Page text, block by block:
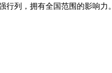
行列，拥有全国范围的影响力